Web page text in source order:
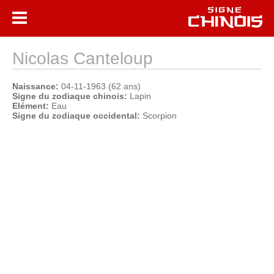
Nicolas Canteloup
Naissance: 04-11-1963 (62 ans)
Signe du zodiaque chinois: Lapin
Elément: Eau
Signe du zodiaque occidental: Scorpion